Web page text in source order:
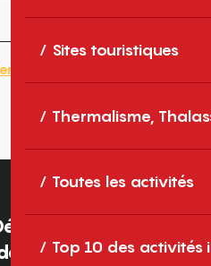
Sites touristiques
Thermalisme,
Toutes les activités
Top 10 des activités
une erreur
Pyrénées-